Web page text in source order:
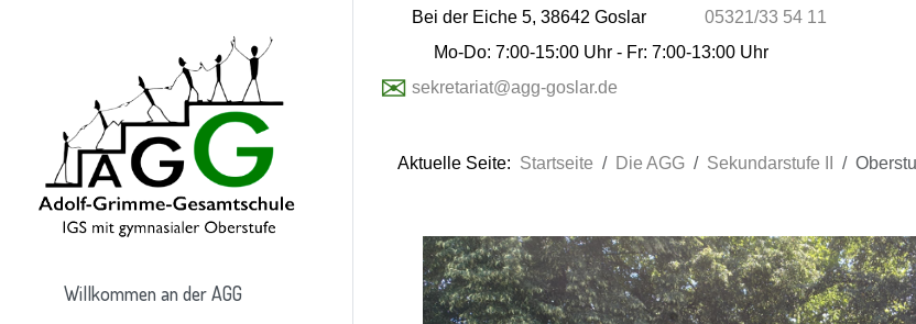
Willkommen an der AGG
Bei der Eiche 5, 38642 Goslar
05321/33 54 11
Mo-Do: 7:00-15:00 Uhr - Fr: 7:00-13:00 Uhr
✉ sekretariat@agg-goslar.de
Aktuelle Seite: Startseite Die AGG Sekundarstufe II